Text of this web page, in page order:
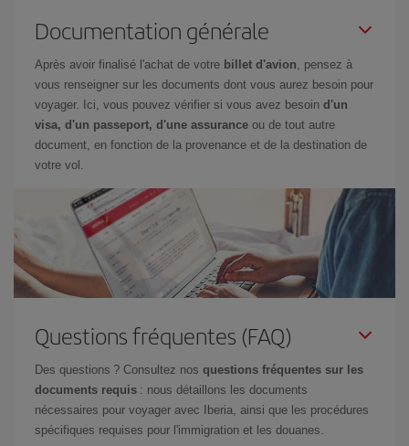
Documentation générale
Après avoir finalisé l'achat de votre billet d'avion, pensez à
vous renseigner sur les documents dont vous aurez besoin pour
voyager. Ici, vous pouvez vérifier si vous avez besoin d'un
visa, d'un passeport, d'une assurance ou de tout autre
document, en fonction de la provenance et de la destination de
votre vol.
Questions fréquentes (FAQ)
Des questions ? Consultez nos questions fréquentes sur les
documents requis : nous détaillons les documents
nécessaires pour voyager avec Iberia, ainsi que les procédures
spécifiques requises pour l'immigration et les douanes.